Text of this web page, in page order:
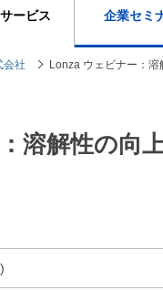
ービス 企業セミ
会社 Lonza ウェビナー：
溶解性の向